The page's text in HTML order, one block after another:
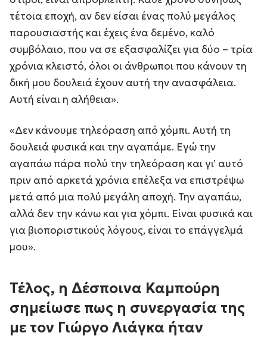
τέτοια εποχή, αν δεν είσαι ένας πολύ μεγάλος
παρουσιαστής και έχεις ένα δεμένο, καλό
συμβόλαιο, που να σε εξασφαλίζει για δύο – τρία
χρόνια κλειστό, όλοι οι άνθρωποι που κάνουν τη
δική μου δουλειά έχουν αυτή την ανασφάλεια.
Αυτή είναι η αλήθεια».
«Δεν κάνουμε τηλεόραση από χόμπι. Αυτή τη
δουλειά φυσικά και την αγαπάμε. Εγώ την
αγαπάω πάρα πολύ την τηλεόραση και γι’ αυτό
πριν από αρκετά χρόνια επέλεξα να επιστρέψω
μετά από μια πολύ μεγάλη αποχή. Την αγαπάω,
αλλά δεν την κάνω και για χόμπι. Είναι φυσικά και
για βιοποριστικούς λόγους, είναι το επάγγελμά
μου».
Τέλος, η Δέσποινα Καμπούρη
σημείωσε πως η συνεργασία της
με τον Γιώργο Λιάγκα ήταν